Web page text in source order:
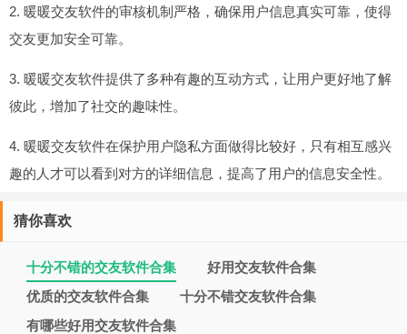
2. 暖暖交友软件的审核机制严格，确保用户信息真实可靠，使得
交友更加安全可靠。
3. 暖暖交友软件提供了多种有趣的互动方式，让用户更好地了解
彼此，增加了社交的趣味性。
4. 暖暖交友软件在保护用户隐私方面做得比较好，只有相互感兴
趣的人才可以看到对方的详细信息，提高了用户的信息安全性。
猜你喜欢
十分不错的交友软件合集
好用交友软件合集
优质的交友软件合集
十分不错交友软件合集
有哪些好用交友软件合集